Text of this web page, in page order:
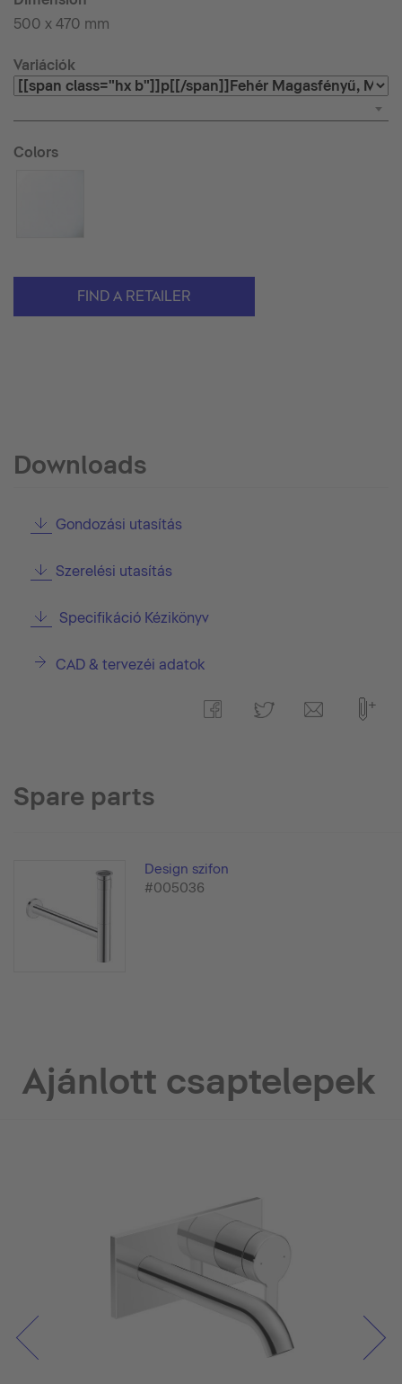
500 x 470 mm
Variációk
Colors
FIND A RETAILER
Downloads
Gondozási utasítás
Szerelési utasítás
Specifikáció Kézikönyv
CAD & tervezéi adatok
Spare parts
Design szifon
#005036
Ajánlott csaptelepek